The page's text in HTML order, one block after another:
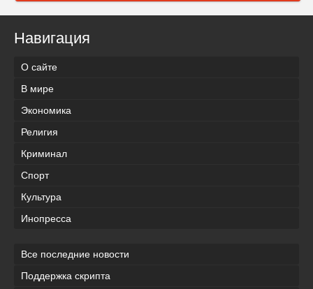
Навигация
О сайте
В мире
Экономика
Религия
Криминал
Спорт
Культура
Инопресса
Все последние новости
Поддержка скрипта